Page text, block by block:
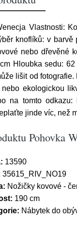
Vlastnosti:
knoflíků: v
nebo dřevěné
Hloubka sedu:
lišit od
ekologickou
na tomto odkazu:
jinde víc, než
Pohovka
13590
35615_RIV_NO19
Nožičky kovové -
190 cm
Nábytek do